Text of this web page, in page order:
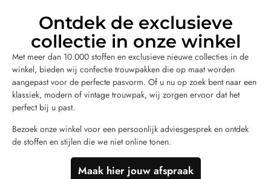
Ontdek de exclusieve
collectie in onze winkel
Met meer dan 10.000 stoffen en exclusieve nieuwe collecties in de
winkel, bieden wij confectie trouwpakken die op maat worden
aangepast voor de perfecte pasvorm. Of u nu op zoek bent naar een
klassiek, modern of vintage trouwpak, wij zorgen ervoor dat het
perfect bij u past.
Bezoek onze winkel voor een persoonlijk adviesgesprek en ontdek
de stoffen en stijlen die we niet online tonen.
Maak hier jouw afspraak